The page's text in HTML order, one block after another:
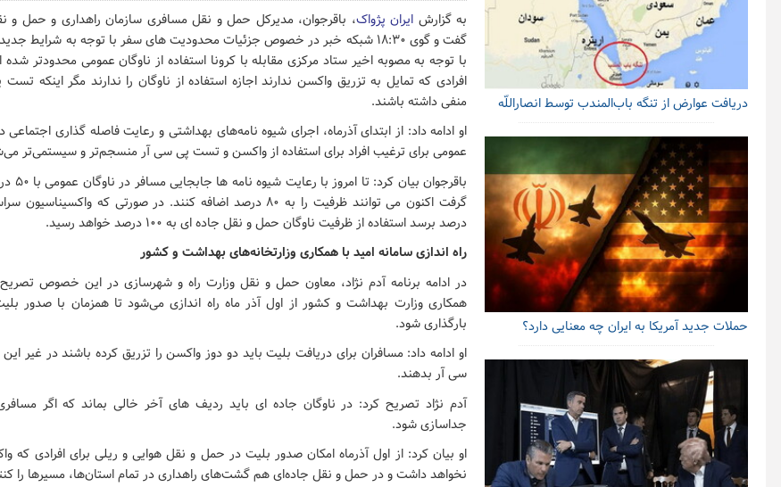
به گزارش ایران پژواک، باقرجوان، مدیرکل حمل و نقل مسافری سازمان راهداری و حمل و
گفت و گوی ۱۸:۳۰ شبکه خبر در خصوص جزئیات محدودیت های سفر با توجه به شرایط
با توجه به مصوبه اخیر ستاد مرکزی مقابله با کرونا استفاده از ناوگان عمومی محدودتر
منفی داشته باشند.
او ادامه داد: از ابتدای آذرماه، اجرای شیوه نامه‌های بهداشتی و رعایت فاصله گذاری
عمومی برای ترغیب افراد برای استفاده از واکسن و تست پی سی آر منسجم‌تر و سیستمی‌تر
درصد برسد استفاده از ظرفیت ناوگان حمل و نقل جاده ای به ۱۰۰ درصد خواهد رسید.
راه اندازی سامانه امید با همکاری وزارتخانه‌های بهداشت و کشور
در ادامه برنامه آدم نژاد، معاون حمل و نقل وزارت راه و شهرسازی در این خصوص تصریح
همکاری وزارت بهداشت و کشور از اول آذر ماه راه اندازی می‌شود تا همزمان با صدور
بارگذاری شود.
او ادامه داد: مسافران برای دریافت بلیت باید دو دوز واکسن را تزریق کرده باشند در غیر
سی آر بدهند.
آدم نژاد تصریح کرد: در ناوگان جاده ای باید ردیف های آخر خالی بماند که اگر
جداسازی شود.
او بیان کرد: از اول آذرماه امکان صدور بلیت در حمل و نقل هوایی و ریلی برای افرادی که
نخواهد داشت و در حمل و نقل جاده‌ای هم گشت‌های راهداری در تمام استان‌ها، مسیرها را
دریافت عوارض از تنگه باب‌المندب توسط انصاراللّه
حملات جدید آمریکا به ایران چه معنایی دارد؟